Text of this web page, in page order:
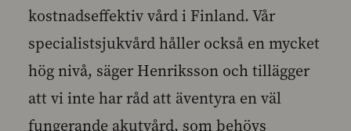
kostnadseffektiv vård i Finland. Vår
specialistsjukvård håller också en mycket
hög nivå, säger Henriksson och tillägger
att vi inte har råd att äventyra en väl
fungerande akutvård, som behövs